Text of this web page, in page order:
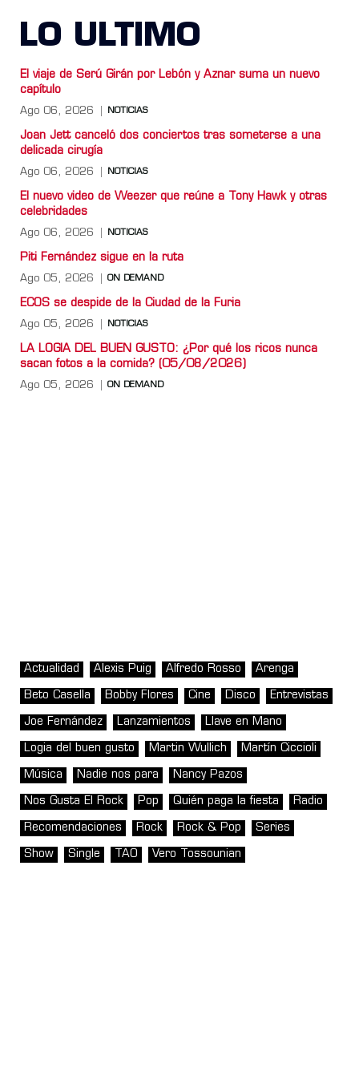
LO ULTIMO
El viaje de Serú Girán por Lebón y Aznar suma un nuevo
capítulo
Ago 06, 2026 NOTICIAS
Joan Jett canceló dos conciertos tras someterse a una
delicada cirugía
Ago 06, 2026 NOTICIAS
El nuevo video de Weezer que reúne a Tony Hawk y otras
celebridades
Ago 06, 2026 NOTICIAS
Piti Fernández sigue en la ruta
Ago 05, 2026 ON DEMAND
ECOS se despide de la Ciudad de la Furia
Ago 05, 2026 NOTICIAS
LA LOGIA DEL BUEN GUSTO: ¿Por qué los ricos nunca
sacan fotos a la comida? (05/08/2026)
Ago 05, 2026 ON DEMAND
Actualidad Alexis Puig Alfredo Rosso Arenga
Beto Casella Bobby Flores Cine Disco Entrevistas
Joe Fernández Lanzamientos Llave en Mano
Logia del buen gusto Martin Wullich Martín Ciccioli
Música Nadie nos para Nancy Pazos
Nos Gusta El Rock Pop Quién paga la fiesta Radio
Recomendaciones Rock Rock & Pop Series
Show Single TAO Vero Tossounian